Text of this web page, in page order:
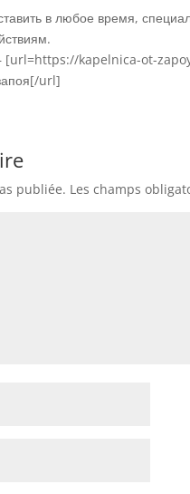
в любое время,
[url=https://kapelnica-ot-
url]
publiée. Les champs